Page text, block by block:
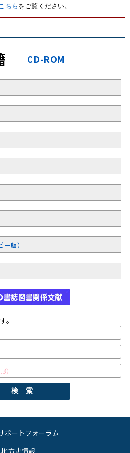
ちら をご覧ください。
CD-ROM
版）
。
検 索
ポートフォーラム
地方史情報